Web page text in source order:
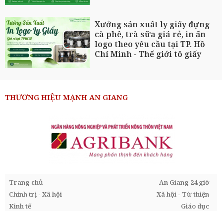
Xưởng sản xuất ly giấy đựng
cà phê, trà sữa giá rẻ, in ấn
logo theo yêu cầu tại TP. Hồ
Chí Minh - Thế giới tô giấy
THƯƠNG HIỆU MẠNH AN GIANG
Trang chủ
An Giang 24 giờ
Chính trị - Xã hội
Xã hội - Từ thiện
Kinh tế
Giáo dục